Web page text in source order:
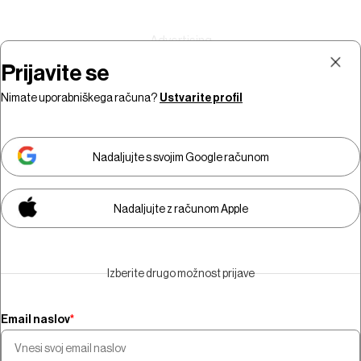
Prijava
Za ogled video vsebine morate
biti naročniki.
Naročite se
Prijavite se
Nimate uporabniškega računa? Ustvarite profil
Nadaljujte s svojim Google računom
Nadaljujte z računom Apple
Izberite drugo možnost prijave
Email naslov*